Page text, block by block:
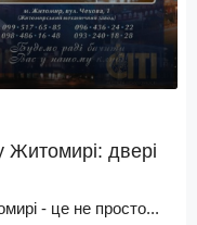
Житомирі: двері
- це не просто...